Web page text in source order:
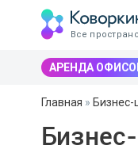
Все
АРЕНДА
Главная »